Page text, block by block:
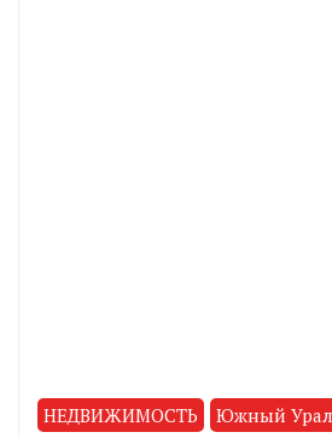
НЕДВИЖИМОСТЬ Южный Урал